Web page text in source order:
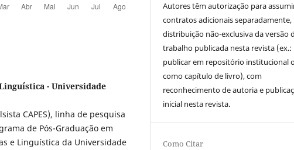
- Universidade
CAPES), linha de pesquisa
de Pós-Graduação em
e Linguística da Universidade
Autores têm autorização para
contratos adicionais separadamente,
distribuição não-exclusiva da versão
trabalho publicada nesta revista (ex.:
publicar em repositório institucional
como capítulo de livro), com
reconhecimento de autoria e
inicial nesta revista.
Como Citar